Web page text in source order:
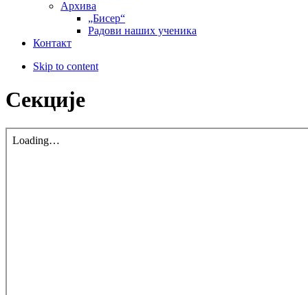
Архива
„Бисер“
Радови наших ученика
Контакт
Skip to content
Секције